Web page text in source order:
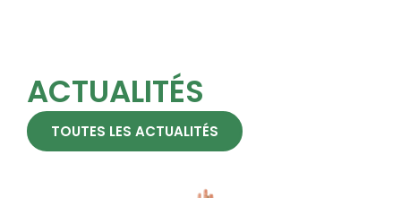
ACTUALITÉS
TOUTES LES ACTUALITÉS